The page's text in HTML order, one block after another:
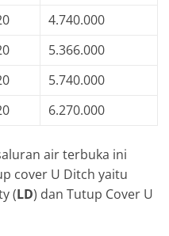
4.740.000
5.366.000
5.740.000
6.270.000
air terbuka ini
cover U Ditch yaitu
(LD) dan Tutup Cover U